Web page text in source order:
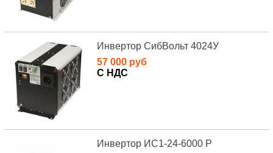
Инвертор СибВольт 4024У
57 000 руб
С НДС
Инвертор ИС1-24-6000 Р